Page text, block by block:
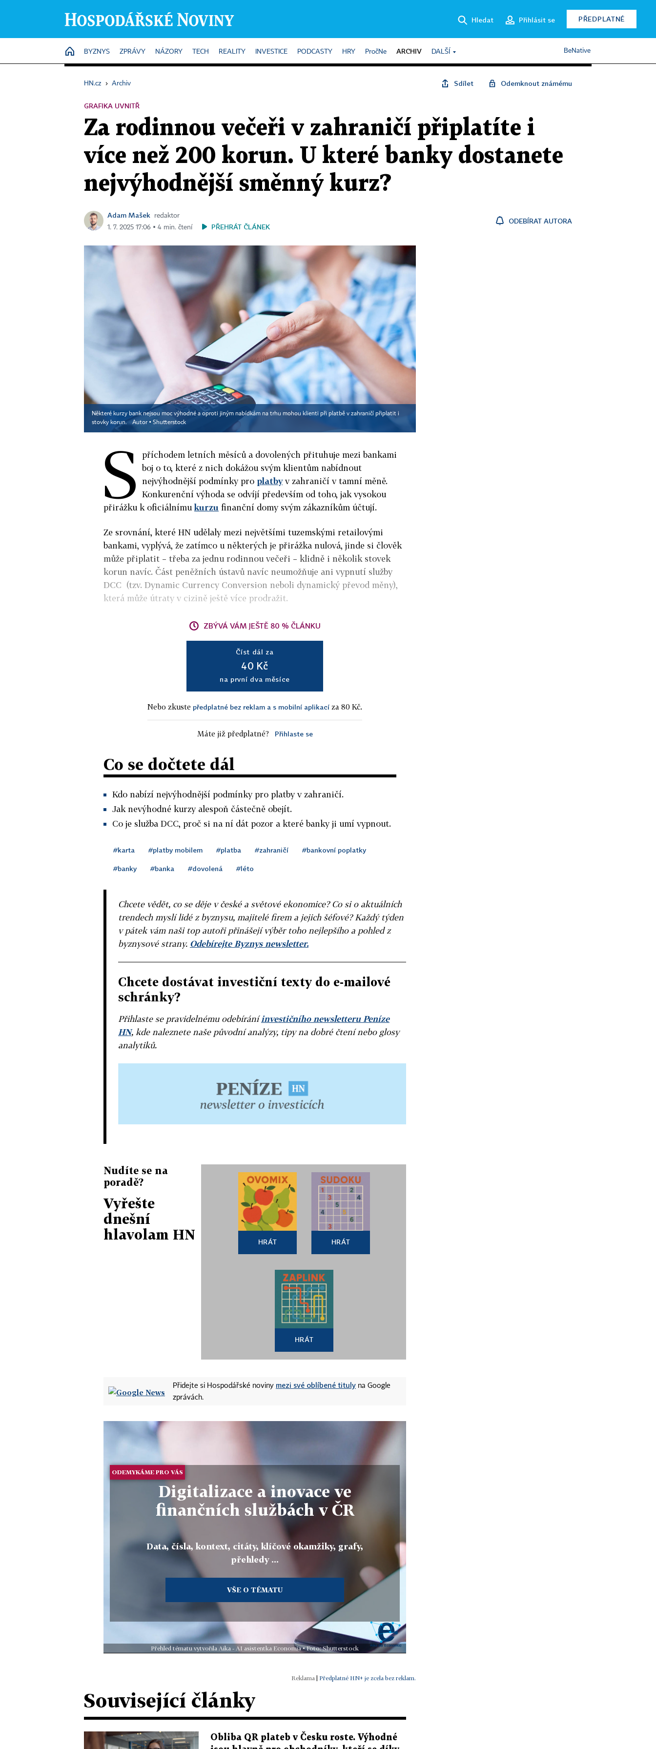
Hledat Přihlásit se PŘEDPLATNÉ
HOME
BYZNYS ZPRÁVY NÁZORY TECH REALITY INVESTICE PODCASTY HRY PročNe ARCHIV DALŠÍ BeNative
HN.cz › Archiv Sdílet Odemknout známému
GRAFIKA UVNITŘ
Za rodinnou večeři v zahraničí připlatíte i
více než 200 korun. U které banky dostanete
nejvýhodnější směnný kurz?
Adam Mašek
redaktor
1. 7. 2025 17:06 ▪ 4 min. čtení
PŘEHRÁT ČLÁNEK
ODEBÍRAT AUTORA
Některé kurzy bank nejsou moc výhodné a oproti jiným nabídkám na trhu mohou klienti při platbě v zahraničí připlatit i
stovky korun.
Autor ▪ Shutterstock
S
příchodem letních měsíců a dovolených přituhuje mezi bankami
boj o to, které z nich dokážou svým klientům nabídnout
nejvýhodnější podmínky pro platbyv zahraničí v tamní měně.
Konkurenční výhoda se odvíjí především od toho, jak vysokou
přirážku k oficiálnímukurzu finanční domy svým zákazníkům účtují.
Ze srovnání, které HN udělaly mezi největšími tuzemskými retailovými
bankami, vyplývá, že zatímco u některých je přirážka nulová, jinde si člověk
může připlatit – třeba za jednu rodinnou večeři – klidně i několik stovek
korun navíc. Část peněžních ústavů navíc neumožňuje ani vypnutí služby
DCC (tzv. Dynamic Currency Conversion neboli dynamický převod měny),
která může útraty v cizině ještě více prodražit.
ZBÝVÁ VÁM JEŠTĚ 80 % ČLÁNKU
Číst dál za
40 Kč
na první dva měsíce
Nebo zkuste předplatné bez reklam a s mobilní aplikací za 80 Kč.
Máte již předplatné? Přihlaste se
Co se dočtete dál
Kdo nabízí nejvýhodnější podmínky pro platby v zahraničí.
Jak nevýhodné kurzy alespoň částečně obejít.
Co je služba DCC, proč si na ní dát pozor a které banky ji umí vypnout.
#karta #platby mobilem #platba #zahraničí #bankovní poplatky
#banky #banka #dovolená #léto
Chcete vědět, co se děje v české a světové ekonomice? Co si o aktuálních
trendech myslí lidé z byznysu, majitelé firem a jejich šéfové? Každý týden
v pátek vám naši top autoři přinášejí výběr toho nejlepšího a pohled z
byznysové strany. Odebírejte Byznys newsletter.
Chcete dostávat investiční texty do e-mailové
schránky?
Přihlaste se pravidelnému odebíráníinvestičního newsletteru Peníze
HN, kde naleznete naše původní analýzy, tipy na dobré čtení nebo glosy
analytiků.
Nudíte se na
poradě?
Vyřešte
dnešní
hlavolam HN
HRÁT HRÁT
HRÁT
Přidejte si Hospodářské noviny mezi své oblíbené tituly na Google
zprávách.
ODEMYKÁME PRO VÁS
Digitalizace a inovace ve
finančních službách v ČR
Data, čísla, kontext, citáty, klíčové okamžiky, grafy,
přehledy ...
VŠE O TÉMATU
Přehled tématu vytvořila Aika - AI asistentka Economia • Foto: Shutterstock
Předplatné HN+ je zcela bez reklam.
Související články
Obliba QR plateb v Česku roste. Výhodné